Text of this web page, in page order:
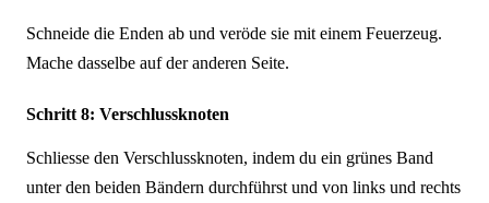
Schneide die Enden ab und veröde sie mit einem Feuerzeug.
Mache dasselbe auf der anderen Seite.
Schritt 8: Verschlussknoten
Schliesse den Verschlussknoten, indem du ein grünes Band
unter den beiden Bändern durchführst und von links und rechts